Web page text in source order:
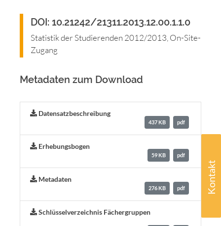
Kontakt
DOI: 10.21242/21311.2013.12.00.1.1.0
Statistik der Studierenden 2012/2013, On-Site-
Zugang
Metadaten zum Download
Datensatzbeschreibung
437 KB pdf
Erhebungsbogen
59 KB pdf
Metadaten
276 KB pdf
Schlüsselverzeichnis Fächergruppen